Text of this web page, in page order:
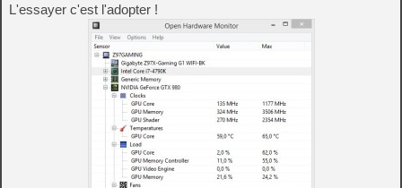
L'essayer c'est l'adopter !